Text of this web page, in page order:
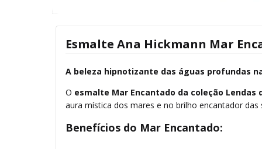
Esmalte Ana Hickmann Mar
A beleza hipnotizante das águas profundas
O esmalte Mar Encantado da coleção Lendas
aura mística dos mares e no brilho encantador
Benefícios do Mar Encantado: